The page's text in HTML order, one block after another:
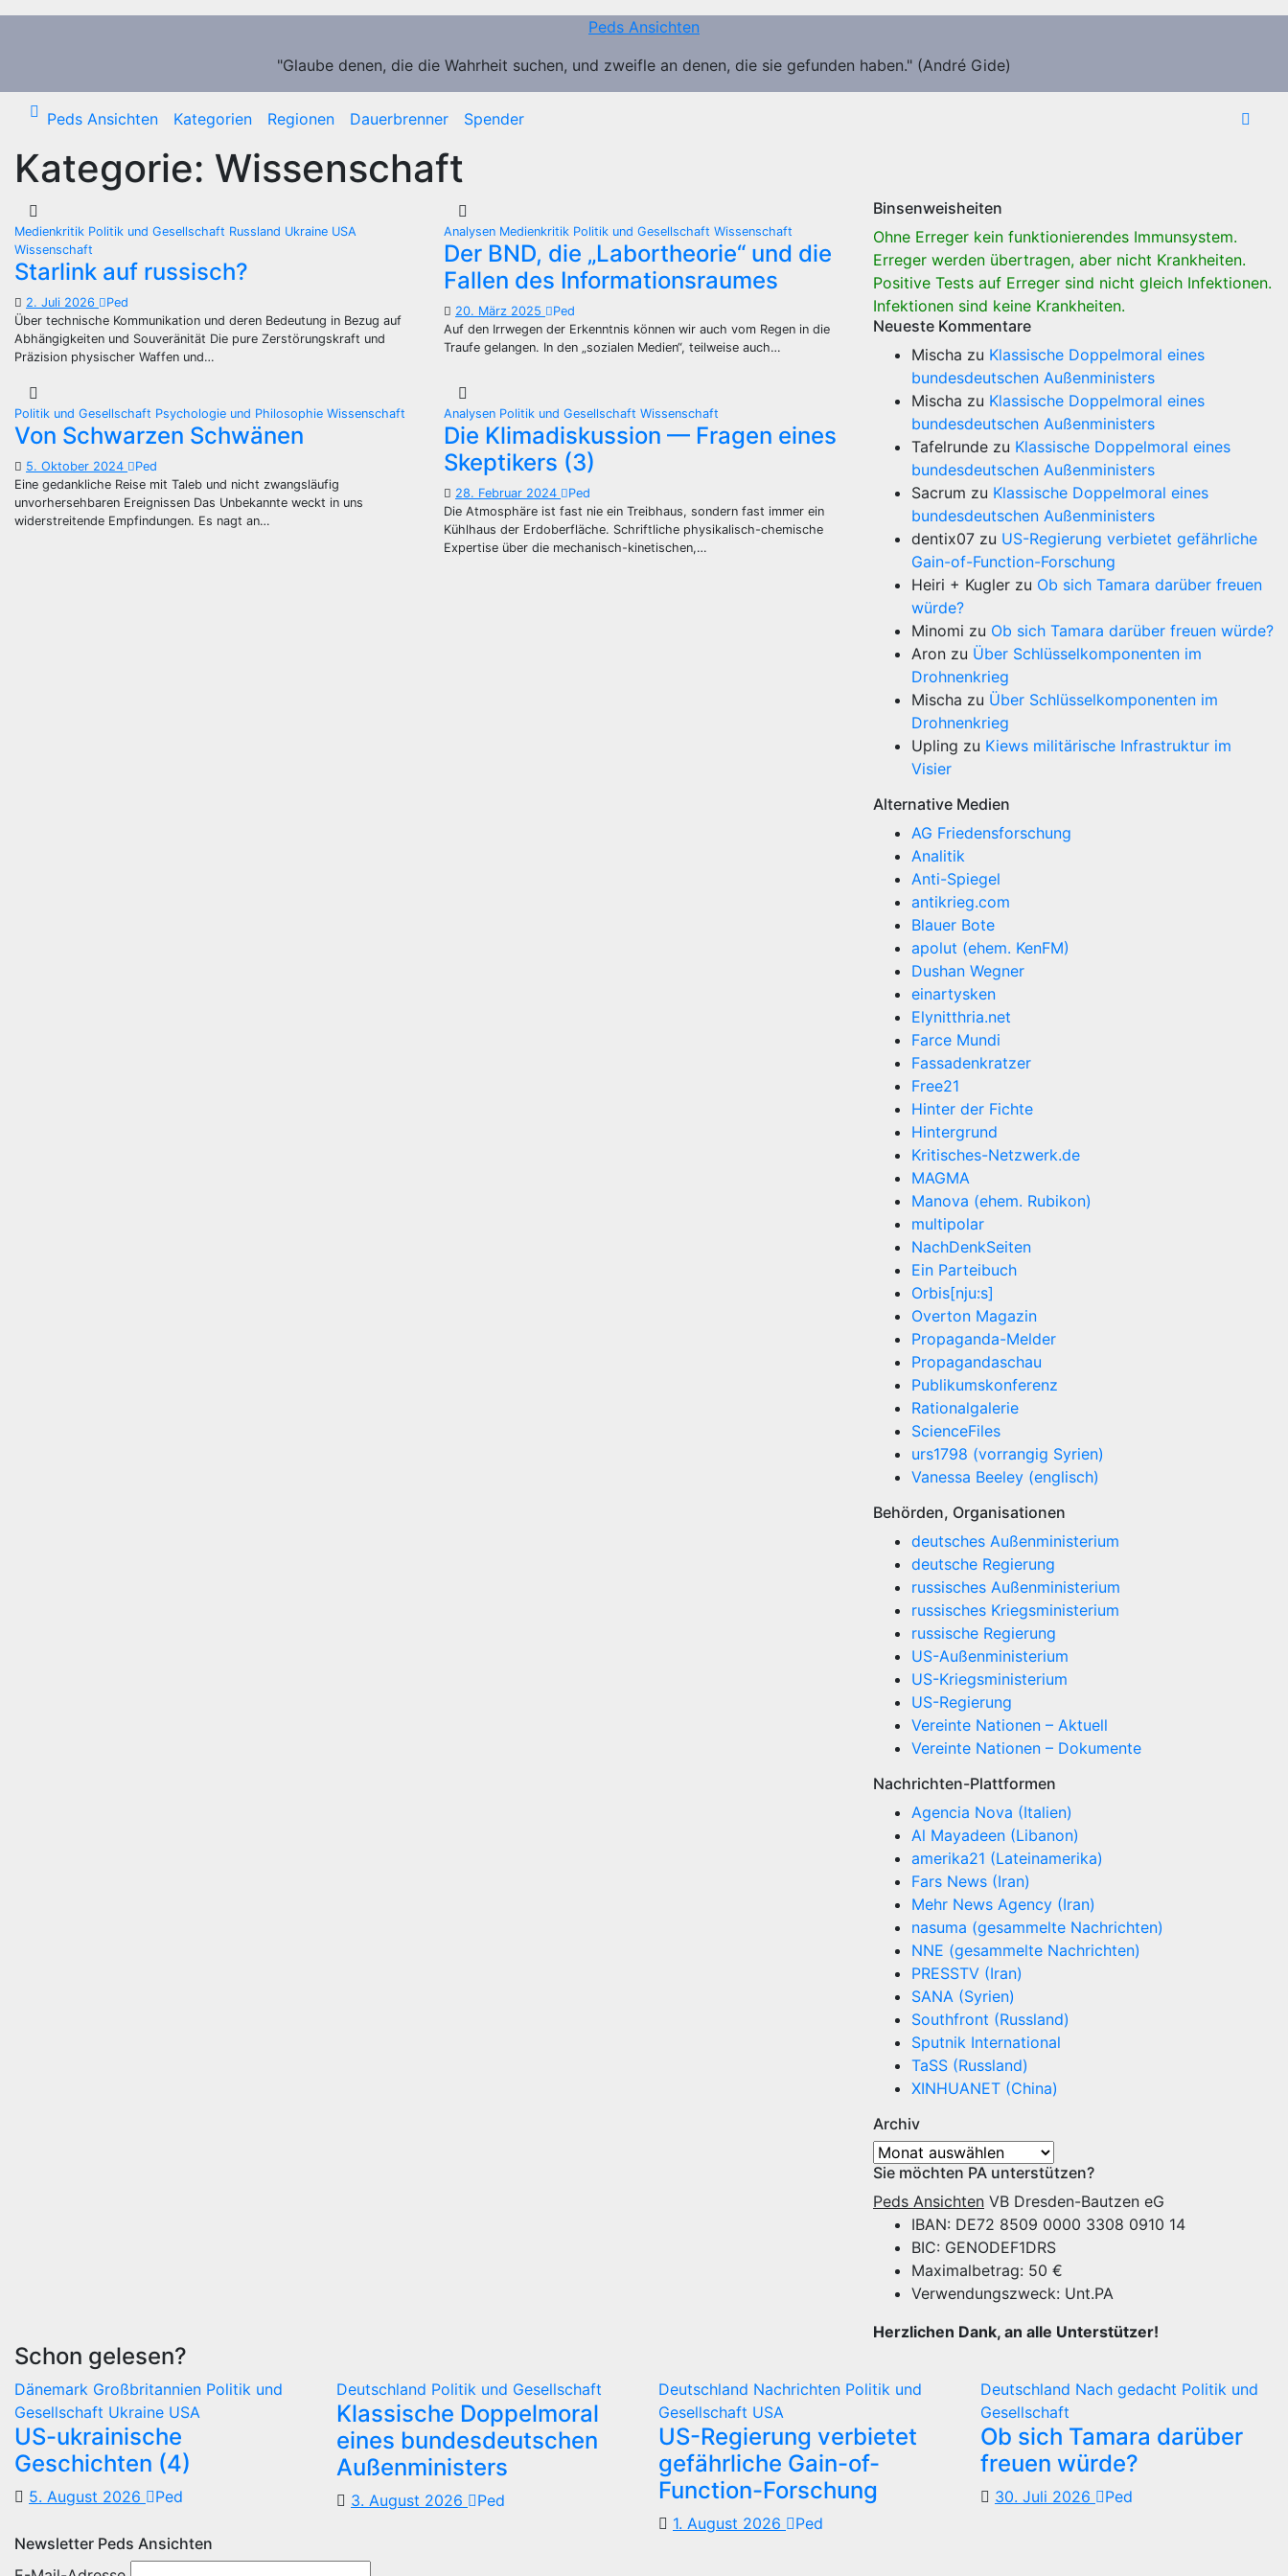
Zum
Peds Ansichten
"Glaube denen, die die Wahrheit suchen, und zweifle an denen, die sie gefunden haben." (André Gide)
Peds Ansichten Kategorien Regionen Dauerbrenner Spender
Kategorie: Wissenschaft
Medienkritik Politik und Gesellschaft Russland Ukraine USA
Wissenschaft
Starlink auf russisch?
2. Juli 2026
Ped
Über technische Kommunikation und deren Bedeutung in Bezug auf
Abhängigkeiten und Souveränität Die pure Zerstörungskraft und
Präzision physischer Waffen und…
Analysen Medienkritik Politik und Gesellschaft Wissenschaft
Der BND, die „Labortheorie“ und die
Fallen des Informationsraumes
20. März 2025
Ped
Auf den Irrwegen der Erkenntnis können wir auch vom Regen in die
Traufe gelangen. In den „sozialen Medien“, teilweise auch…
Politik und Gesellschaft Psychologie und Philosophie Wissenschaft
Von Schwarzen Schwänen
5. Oktober 2024
Ped
Eine gedankliche Reise mit Taleb und nicht zwangsläufig
unvorhersehbaren Ereignissen Das Unbekannte weckt in uns
widerstreitende Empfindungen. Es nagt an…
Analysen Politik und Gesellschaft Wissenschaft
Die Klimadiskussion — Fragen eines
Skeptikers (3)
28. Februar 2024
Ped
Die Atmosphäre ist fast nie ein Treibhaus, sondern fast immer ein
Kühlhaus der Erdoberfläche. Schriftliche physikalisch-chemische
Expertise über die mechanisch-kinetischen,…
Binsenweisheiten
Ohne Erreger kein funktionierendes Immunsystem.
Erreger werden übertragen, aber nicht Krankheiten.
Positive Tests auf Erreger sind nicht gleich Infektionen.
Infektionen sind keine Krankheiten.
Neueste Kommentare
Mischa zu Klassische Doppelmoral eines
bundesdeutschen Außenministers
Mischa zu Klassische Doppelmoral eines
bundesdeutschen Außenministers
Tafelrunde zu Klassische Doppelmoral eines
bundesdeutschen Außenministers
Sacrum zu Klassische Doppelmoral eines
bundesdeutschen Außenministers
dentix07 zu US-Regierung verbietet gefährliche
Gain-of-Function-Forschung
Heiri + Kugler zu Ob sich Tamara darüber freuen
würde?
Minomi zu Ob sich Tamara darüber freuen würde?
Aron zu Über Schlüsselkomponenten im
Drohnenkrieg
Mischa zu Über Schlüsselkomponenten im
Drohnenkrieg
Upling zu Kiews militärische Infrastruktur im
Visier
Alternative Medien
AG Friedensforschung
Analitik
Anti-Spiegel
antikrieg.com
Blauer Bote
apolut (ehem. KenFM)
Dushan Wegner
einartysken
Elynitthria.net
Farce Mundi
Fassadenkratzer
Free21
Hinter der Fichte
Hintergrund
Kritisches-Netzwerk.de
MAGMA
Manova (ehem. Rubikon)
multipolar
NachDenkSeiten
Ein Parteibuch
Orbis[nju:s]
Overton Magazin
Propaganda-Melder
Propagandaschau
Publikumskonferenz
Rationalgalerie
ScienceFiles
urs1798 (vorrangig Syrien)
Vanessa Beeley (englisch)
Behörden, Organisationen
deutsches Außenministerium
deutsche Regierung
russisches Außenministerium
russisches Kriegsministerium
russische Regierung
US-Außenministerium
US-Kriegsministerium
US-Regierung
Vereinte Nationen – Aktuell
Vereinte Nationen – Dokumente
Nachrichten-Plattformen
Agencia Nova (Italien)
Al Mayadeen (Libanon)
amerika21 (Lateinamerika)
Fars News (Iran)
Mehr News Agency (Iran)
nasuma (gesammelte Nachrichten)
NNE (gesammelte Nachrichten)
PRESSTV (Iran)
SANA (Syrien)
Southfront (Russland)
Sputnik International
TaSS (Russland)
XINHUANET (China)
Archiv
Archiv
Sie möchten PA unterstützen?
Peds Ansichten VB Dresden-Bautzen eG
IBAN: DE72 8509 0000 3308 0910 14
BIC: GENODEF1DRS
Maximalbetrag: 50 €
Verwendungszweck: Unt.PA
Herzlichen Dank, an alle Unterstützer!
Schon gelesen?
Dänemark Großbritannien Politik und
Gesellschaft Ukraine USA
US-ukrainische
Geschichten (4)
5. August 2026 Ped
Deutschland Politik und Gesellschaft
Klassische Doppelmoral
eines bundesdeutschen
Außenministers
3. August 2026 Ped
Deutschland Nachrichten Politik und
Gesellschaft USA
US-Regierung verbietet
gefährliche Gain-of-
Function-Forschung
1. August 2026 Ped
Deutschland Nach gedacht Politik und
Gesellschaft
Ob sich Tamara darüber
freuen würde?
30. Juli 2026 Ped
Newsletter Peds Ansichten